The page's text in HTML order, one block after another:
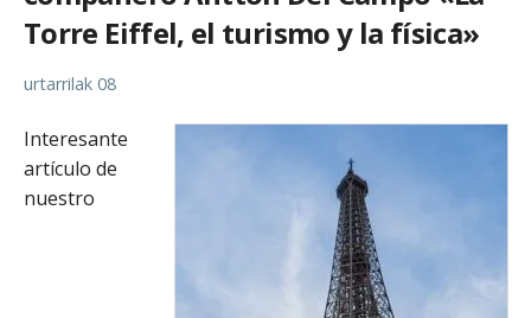
Torre Eiffel, el turismo y la física»
urtarrilak 08
Interesante
artículo de
nuestro